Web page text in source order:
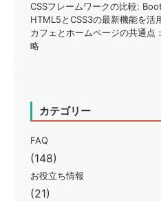
CSSフレームワークの比較:
HTML5とCSS3の最新機能を活
カフェとホームページの共通点
略
カテゴリー
FAQ
(148)
お役立ち情報
(21)